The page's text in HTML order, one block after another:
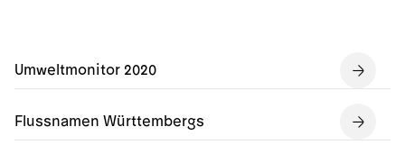
Umweltmonitor 2020
Flussnamen Württembergs